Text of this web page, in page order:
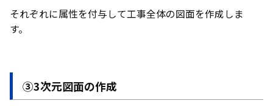
それぞれに属性を付与して工事全体の図面を作成しま
す。
③3次元図面の作成